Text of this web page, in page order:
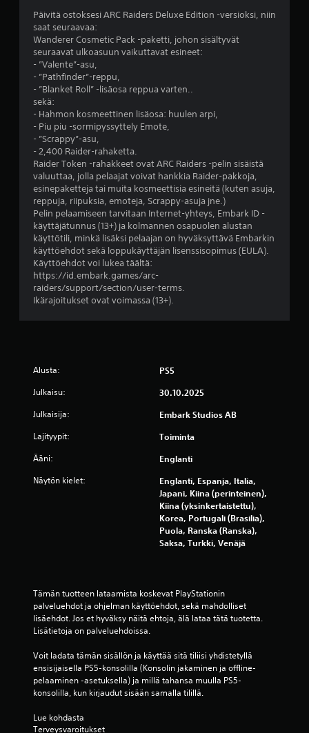
t
v
i
i
d
t
3
a
s
t
e
Päivitä ostoksesi ARC Raiders Deluxe Edition -versioksi, niin
saat seuraavaa:
Wanderer Cosmetic Pack -paketti, johon sisältyvät
seuraavat ulkoasuun vaikuttavat esineet:
- ”Valente”-asu,
- ”Pathfinder”-reppu,
- ”Blanket Roll” -lisäosa reppua varten..
sekä:
- Hahmon kosmeettinen lisäosa: huulen arpi,
- Piu piu -sormipyssyttely Emote,
- ”Scrappy”-asu,
- 2,400 Raider-rahaketta.
Raider Token -rahakkeet ovat ARC Raiders -pelin sisäistä
valuuttaa, jolla pelaajat voivat hankkia Raider-pakkoja,
esinepaketteja tai muita kosmeettisia esineitä (kuten asuja,
reppuja, riipuksia, emoteja, Scrappy-asuja jne.)
Pelin pelaamiseen tarvitaan Internet-yhteys, Embark ID -
käyttäjätunnus (13+) ja kolmannen osapuolen alustan
käyttötili, minkä lisäksi pelaajan on hyväksyttävä Embarkin
käyttöehdot sekä loppukäyttäjän lisenssisopimus (EULA).
Käyttöehdot voi lukea täältä:
https://id.embark.games/arc-
raiders/support/section/user-terms.
Ikärajoitukset ovat voimassa (13+).
Alusta: PS5
Julkaisu: 30.10.2025
Julkaisija: Embark Studios AB
Lajityypit: Toiminta
Ääni: Englanti
Näytön kielet:
Englanti, Espanja, Italia,
Japani, Kiina (perinteinen),
Kiina (yksinkertaistettu),
Korea, Portugali (Brasilia),
Puola, Ranska (Ranska),
Saksa, Turkki, Venäjä
Tämän tuotteen lataamista koskevat PlayStationin
palveluehdot ja ohjelman käyttöehdot, sekä mahdolliset
lisäehdot. Jos et hyväksy näitä ehtoja, älä lataa tätä tuotetta.
Lisätietoja on palveluehdoissa.
Voit ladata tämän sisällön ja käyttää sitä tiliisi yhdistetyllä
ensisijaisella PS5-konsolilla (Konsolin jakaminen ja offline-
pelaaminen -asetuksella) ja millä tahansa muulla PS5-
konsolilla, kun kirjaudut sisään samalla tilillä.
Lue kohdasta
Terveysvaroitukset